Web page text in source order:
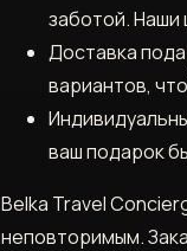
заботой. Наши
Доставка
вариантов,
ваш подарок
Belka Travel
неповторимым.